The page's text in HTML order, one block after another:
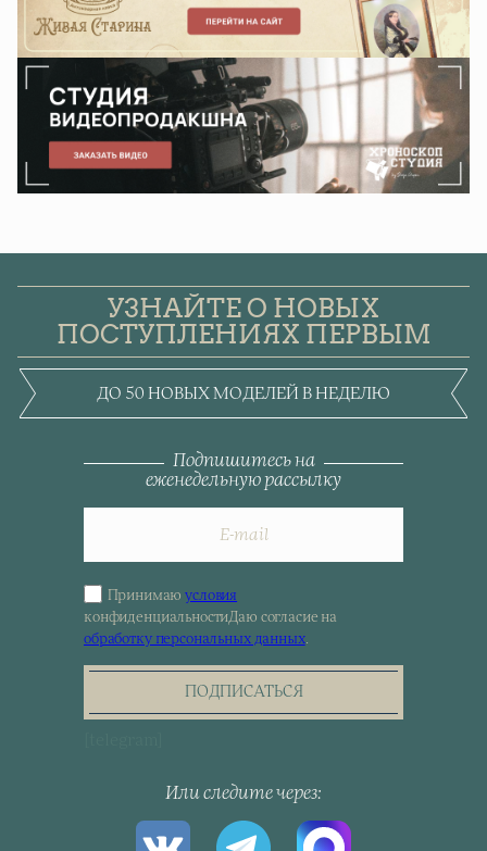
УЗНАЙТЕ О НОВЫХ
ПОСТУПЛЕНИЯХ ПЕРВЫМ
ДО 50 НОВЫХ МОДЕЛЕЙ В НЕДЕЛЮ
Подпишитесь на
еженедельную рассылку
Sign
up
for
the
Принимаюусловия
конфиденциальностиДаю согласие на
обработку персональных данных.
ПОДПИСАТЬСЯ
Или следите через